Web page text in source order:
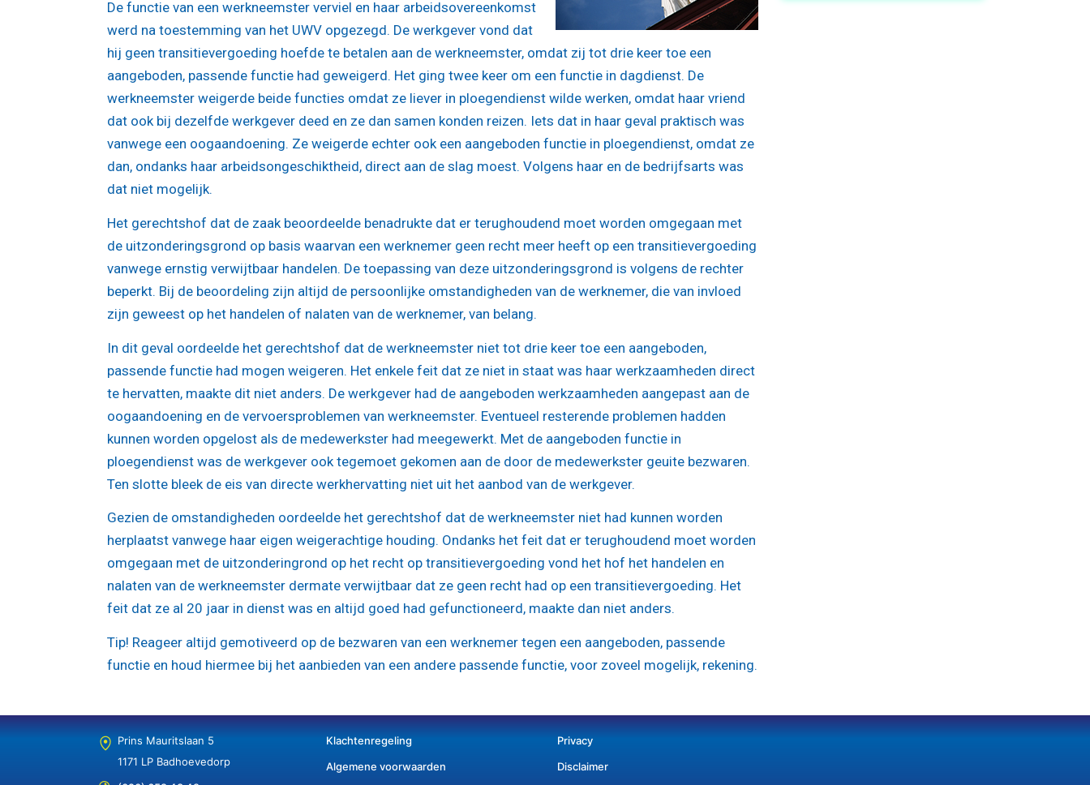
De functie van een werkneemster verviel en haar arbeidsovereenkomst
werd na toestemming van het UWV opgezegd. De werkgever vond dat
hij geen transitievergoeding hoefde te betalen aan de werkneemster, omdat zij tot drie keer toe een
aangeboden, passende functie had geweigerd. Het ging twee keer om een functie in dagdienst. De
werkneemster weigerde beide functies omdat ze liever in ploegendienst wilde werken, omdat haar vriend
dat ook bij dezelfde werkgever deed en ze dan samen konden reizen. Iets dat in haar geval praktisch was
vanwege een oogaandoening. Ze weigerde echter ook een aangeboden functie in ploegendienst, omdat ze
dan, ondanks haar arbeidsongeschiktheid, direct aan de slag moest. Volgens haar en de bedrijfsarts was
dat niet mogelijk.
Het gerechtshof dat de zaak beoordeelde benadrukte dat er terughoudend moet worden omgegaan met
de uitzonderingsgrond op basis waarvan een werknemer geen recht meer heeft op een transitievergoeding
vanwege ernstig verwijtbaar handelen. De toepassing van deze uitzonderingsgrond is volgens de rechter
beperkt. Bij de beoordeling zijn altijd de persoonlijke omstandigheden van de werknemer, die van invloed
zijn geweest op het handelen of nalaten van de werknemer, van belang.
In dit geval oordeelde het gerechtshof dat de werkneemster niet tot drie keer toe een aangeboden,
passende functie had mogen weigeren. Het enkele feit dat ze niet in staat was haar werkzaamheden direct
te hervatten, maakte dit niet anders. De werkgever had de aangeboden werkzaamheden aangepast aan de
oogaandoening en de vervoersproblemen van werkneemster. Eventueel resterende problemen hadden
kunnen worden opgelost als de medewerkster had meegewerkt. Met de aangeboden functie in
ploegendienst was de werkgever ook tegemoet gekomen aan de door de medewerkster geuite bezwaren.
Ten slotte bleek de eis van directe werkhervatting niet uit het aanbod van de werkgever.
Gezien de omstandigheden oordeelde het gerechtshof dat de werkneemster niet had kunnen worden
herplaatst vanwege haar eigen weigerachtige houding. Ondanks het feit dat er terughoudend moet worden
omgegaan met de uitzonderingrond op het recht op transitievergoeding vond het hof het handelen en
nalaten van de werkneemster dermate verwijtbaar dat ze geen recht had op een transitievergoeding. Het
feit dat ze al 20 jaar in dienst was en altijd goed had gefunctioneerd, maakte dan niet anders.
Tip! Reageer altijd gemotiveerd op de bezwaren van een werknemer tegen een aangeboden, passende
functie en houd hiermee bij het aanbieden van een andere passende functie, voor zoveel mogelijk, rekening.
Prins Mauritslaan 5
1171 LP Badhoevedorp
Klachtenregeling
Algemene voorwaarden
Privacy
Disclaimer